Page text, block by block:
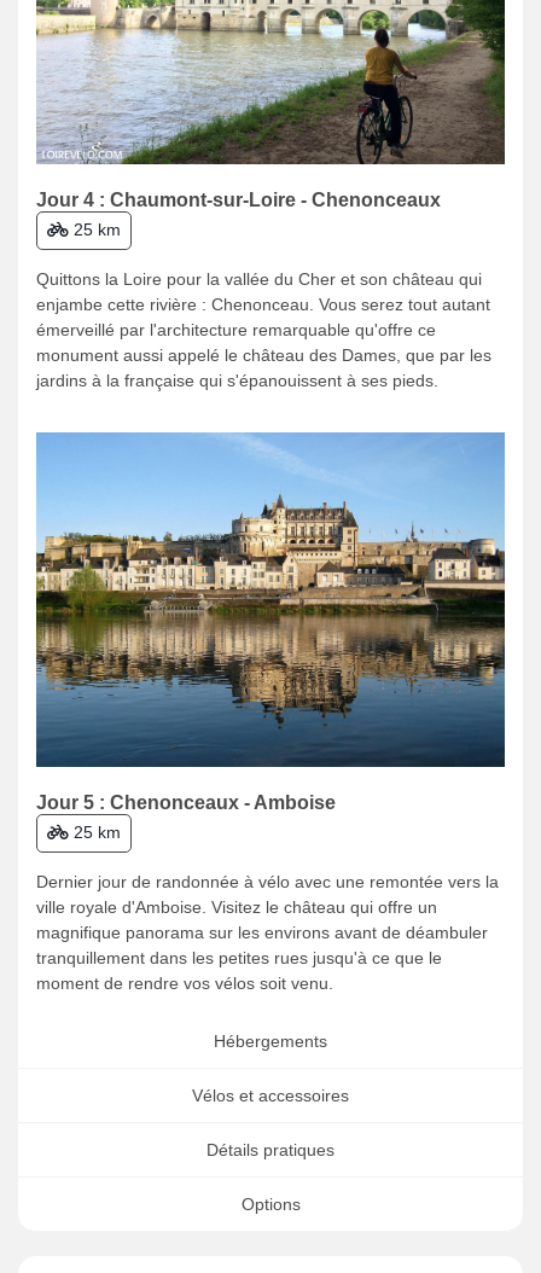
Jour 4 : Chaumont-sur-Loire - Chenonceaux
25 km
Quittons la Loire pour la vallée du Cher et son château qui
enjambe cette rivière : Chenonceau. Vous serez tout autant
émerveillé par l'architecture remarquable qu'offre ce
monument aussi appelé le château des Dames, que par les
jardins à la française qui s'épanouissent à ses pieds.
Jour 5 : Chenonceaux - Amboise
25 km
Dernier jour de randonnée à vélo avec une remontée vers la
ville royale d'Amboise. Visitez le château qui offre un
magnifique panorama sur les environs avant de déambuler
tranquillement dans les petites rues jusqu'à ce que le
moment de rendre vos vélos soit venu.
Hébergements
Vélos et accessoires
Détails pratiques
Options